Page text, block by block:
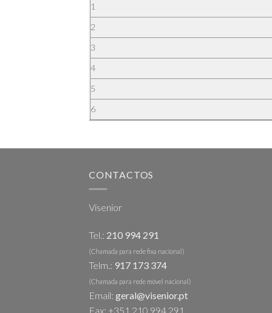
1
2
3
4
5
6
CONTACTOS
Visenior
Tel.: 210 994 291
(Chamada para rede fixa nacional)
Telm.: 917 173 374
(Chamada para rede móvel nacional)
Email: geral@visenior.pt
Fax: +351 210 994 291